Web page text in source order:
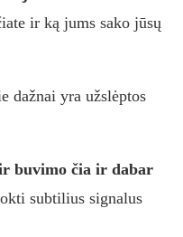
ir ką jums sako jūsų
dažnai yra užslėptos
buvimo čia ir dabar
subtilius signalus